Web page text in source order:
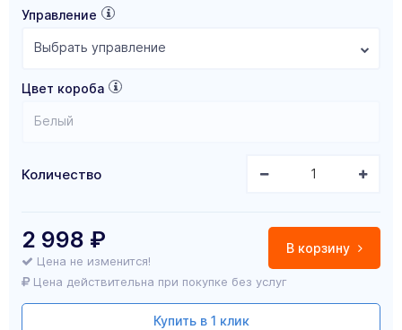
Управление
Выбрать управление
Цвет короба
Белый
Количество
В корзину
2 998 ₽
Цена не изменится!
Цена действительна при покупке без услуг
Купить в 1 клик